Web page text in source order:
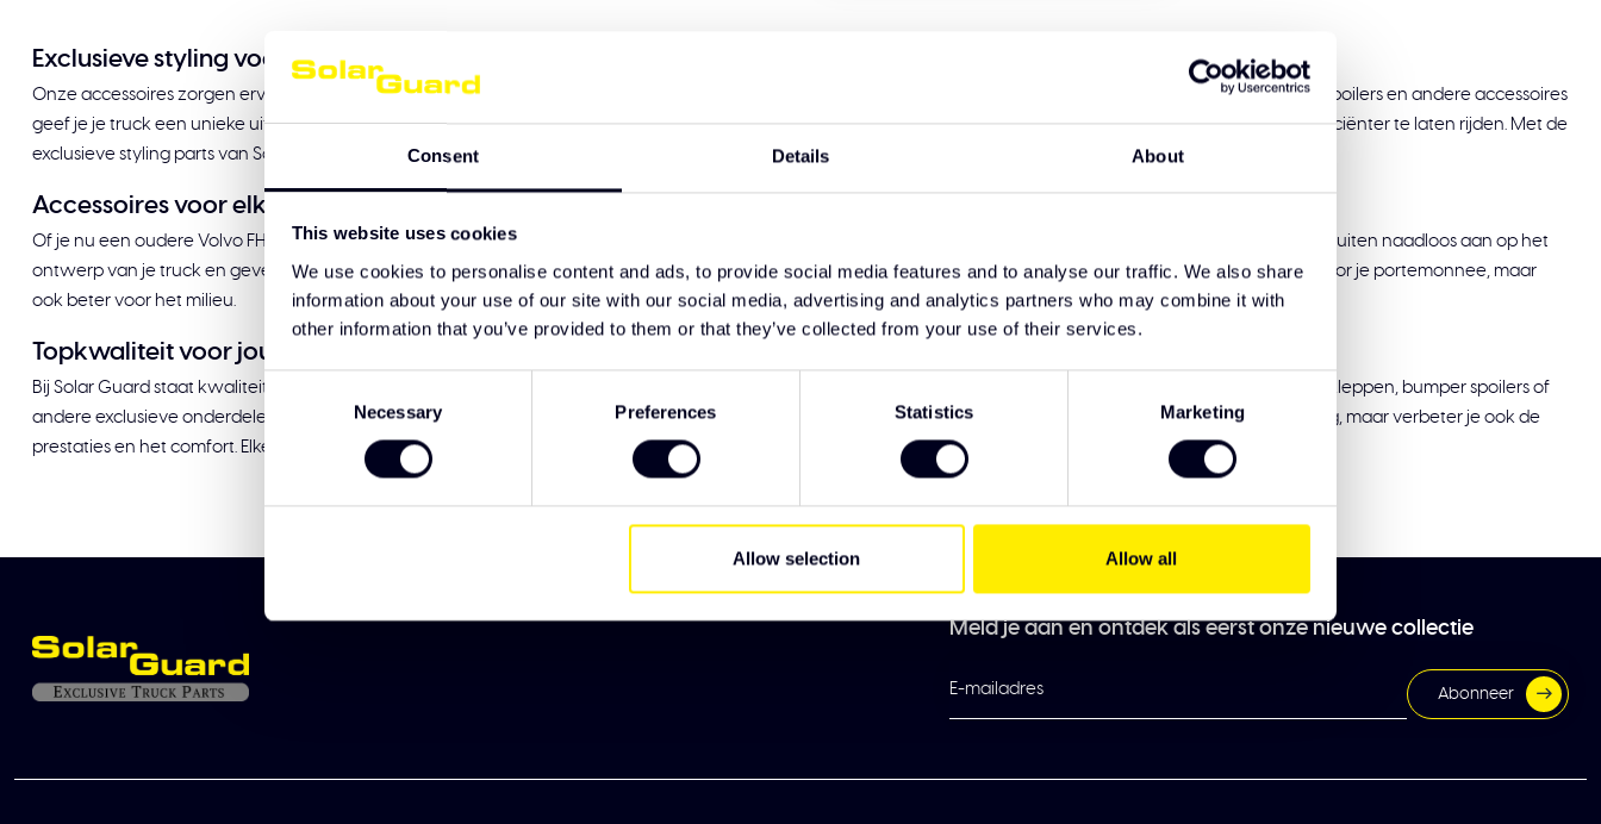
Consent Details About
This website uses cookies
We use cookies to personalise content and ads, to provide social media features and to analyse our traffic. We also share
information about your use of our site with our social media, advertising and analytics partners who may combine it with
other information that you’ve provided to them or that they’ve collected from your use of their services.
Consent
Selection
Necessary Preferences Statistics Marketing
Allow selection Allow all
Exclusieve styling voor jouw Volvo truck
Onze accessoires zorgen ervoor dat jouw Volvo niet alleen beter presteert, maar er ook fantastisch uitziet. Met stijlvolle zonnekleppen, aerodynamische bumper spoilers en andere accessoires
geef je je truck een unieke uitstraling. Maar het gaat niet alleen om de looks. Deze onderdelen zijn ook praktisch. Ze helpen je brandstof te besparen en je truck efficiënter te laten rijden. Met de
exclusieve styling parts van Solar Guard maak je van je Volvo een truck die echt bij jou past.
Accessoires voor elk Volvo model
Of je nu een oudere Volvo FH3 (2002-2013) rijdt, of de nieuwste Volvo FH Aero of FH4, bij Solar Guard hebben we accessoires die perfect passen. Onze producten sluiten naadloos aan op het
ontwerp van je truck en geven hem een frisse, moderne look. En met aerodynamische accessoires bespaar je ook nog eens op brandstof. Dat is niet alleen goed voor je portemonnee, maar
ook beter voor het milieu.
Topkwaliteit voor jouw Volvo truck
Bij Solar Guard staat kwaliteit voorop. Al onze accessoires zijn ontworpen en getest volgens dezelfde hoge normen als jouw Volvo truck. Of je nu kiest voor zonnekleppen, bumper spoilers of
andere exclusieve onderdelen, je kunt rekenen op duurzaamheid en een perfecte pasvorm. Met onze accessoires geef je je Volvo niet alleen een unieke uitstraling, maar verbeter je ook de
prestaties en het comfort. Elke rit wordt comfortabeler, zuiniger en meer persoonlijk met de Volvo truck accessoires van Solar Guard.
Meld je aan en ontdek als eerst onze nieuwe collectie
Abonneer